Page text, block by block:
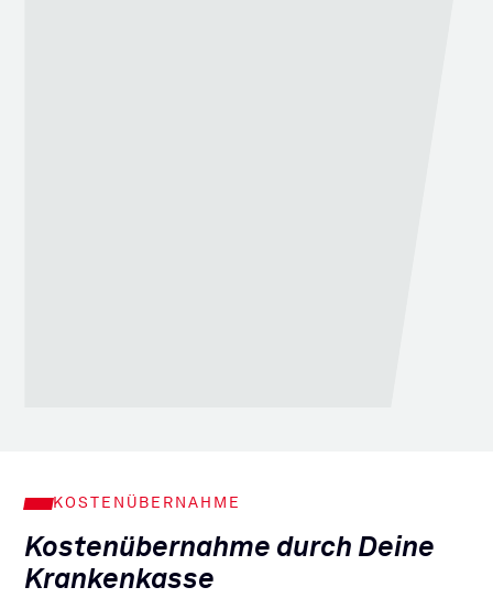
KOSTENÜBERNAHME
Kostenübernahme durch Deine
Krankenkasse